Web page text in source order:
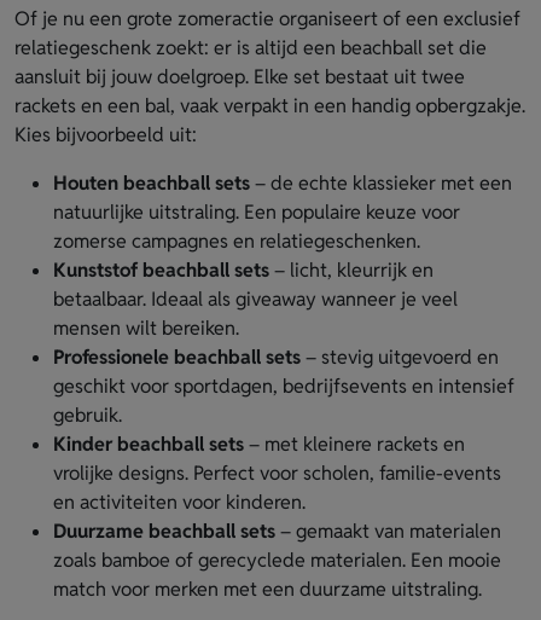
Of je nu een grote zomeractie organiseert of een exclusief
relatiegeschenk zoekt: er is altijd een beachball set die
aansluit bij jouw doelgroep. Elke set bestaat uit twee
rackets en een bal, vaak verpakt in een handig opbergzakje.
Kies bijvoorbeeld uit:
Houten beachball sets– de echte klassieker met een
natuurlijke uitstraling. Een populaire keuze voor
zomerse campagnes en relatiegeschenken.
Kunststof beachball sets– licht, kleurrijk en
betaalbaar. Ideaal als giveaway wanneer je veel
mensen wilt bereiken.
Professionele beachball sets– stevig uitgevoerd en
geschikt voor sportdagen, bedrijfsevents en intensief
gebruik.
Kinder beachball sets– met kleinere rackets en
vrolijke designs. Perfect voor scholen, familie-events
en activiteiten voor kinderen.
Duurzame beachball sets– gemaakt van materialen
zoals bamboe of gerecyclede materialen. Een mooie
match voor merken met een duurzame uitstraling.